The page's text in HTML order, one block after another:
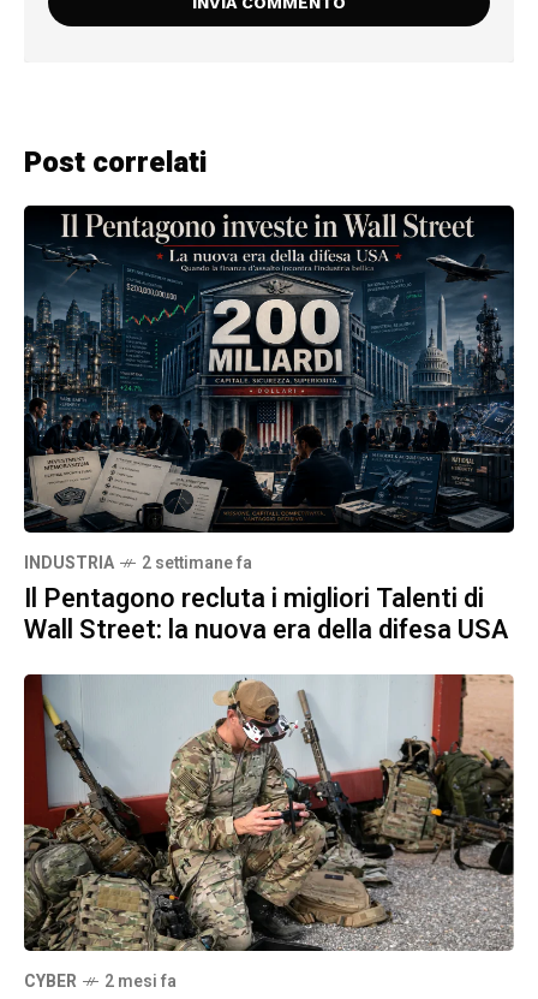
Post correlati
INDUSTRIA 2 settimane fa
Il Pentagono recluta i migliori Talenti di
Wall Street: la nuova era della difesa USA
CYBER 2 mesi fa